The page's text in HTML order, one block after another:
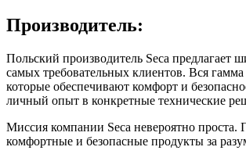
Производитель:
Польский производитель Seca предлагает
самых требовательных клиентов. Вся
которые обеспечивают комфорт и
личный опыт в конкретные технические
Миссия компании Seca невероятно
комфортные и безопасные продукты за